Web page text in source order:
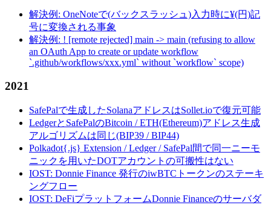
解決例: OneNoteで(バックスラッシュ)入力時に¥(円)記
号に変換される事象
解決例: ! [remote rejected] main -> main (refusing to allow
an OAuth App to create or update workflow
`.github/workflows/xxx.yml` without `workflow` scope)
2021
SafePalで生成したSolanaアドレスはSollet.ioで復元可能
LedgerとSafePalのBitcoin / ETH(Ethereum)アドレス生成
アルゴリズムは同じ(BIP39 / BIP44)
Polkadot{.js} Extension / Ledger / SafePal間で同一ニーモ
ニックを用いたDOTアカウントの可搬性はない
IOST: Donnie Finance 発行のiwBTCトークンのステーキ
ングフロー
IOST: DeFiプラットフォームDonnie Financeのサーバダ